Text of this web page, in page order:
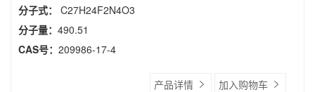
分子式： C27H24F2N4O3
分子量： 490.51
CAS号： 209986-17-4
产品详情 加入购物车